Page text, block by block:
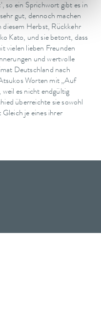
so ein Sprichwort gibt es in
gut, dennoch machen
diesem Herbst, Rückkehr
Kato, und sie betont, dass
vielen lieben Freunden
und wertvolle
Deutschland nach
Worten mit „Auf
es nicht endgültig
überreichte sie sowohl
je eines ihrer